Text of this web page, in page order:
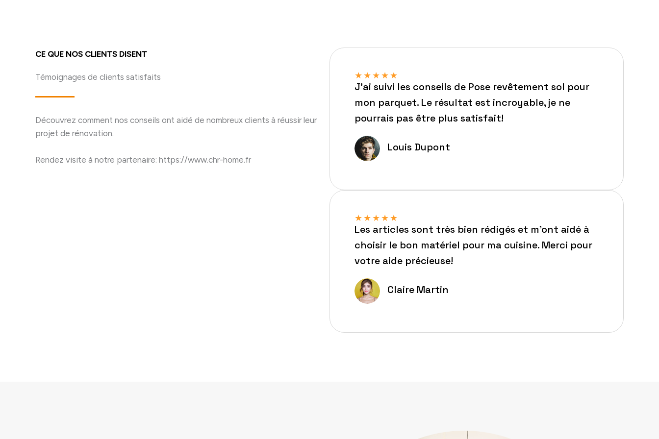
CE QUE NOS CLIENTS DISENT
Témoignages de clients satisfaits
Découvrez comment nos conseils ont aidé de nombreux clients à réussir leur
projet de rénovation.
Rendez visite à notre partenaire: https://www.chr-home.fr
★★★★★
J’ai suivi les conseils de Pose revêtement sol pour
mon parquet. Le résultat est incroyable, je ne
pourrais pas être plus satisfait!
Louis Dupont
★★★★★
Les articles sont très bien rédigés et m’ont aidé à
choisir le bon matériel pour ma cuisine. Merci pour
votre aide précieuse!
Claire Martin